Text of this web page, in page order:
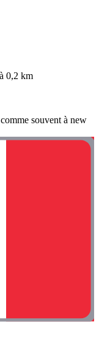
0,2 km
souvent à new